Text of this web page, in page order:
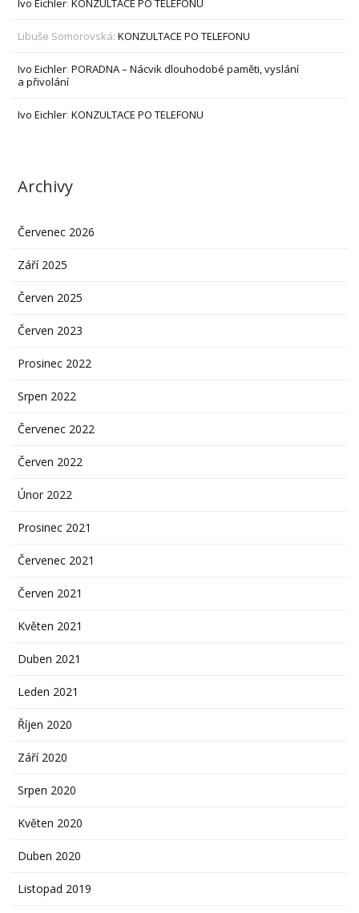
Ivo Eichler: KONZULTACE PO TELEFONU
Libuše Somorovská:KONZULTACE PO TELEFONU
Ivo Eichler:PORADNA – Nácvik dlouhodobé paměti, vyslání
a přivolání
Ivo Eichler:KONZULTACE PO TELEFONU
Archivy
Červenec 2026
Září 2025
Červen 2025
Červen 2023
Prosinec 2022
Srpen 2022
Červenec 2022
Červen 2022
Únor 2022
Prosinec 2021
Červenec 2021
Červen 2021
Květen 2021
Duben 2021
Leden 2021
Říjen 2020
Září 2020
Srpen 2020
Květen 2020
Duben 2020
Listopad 2019